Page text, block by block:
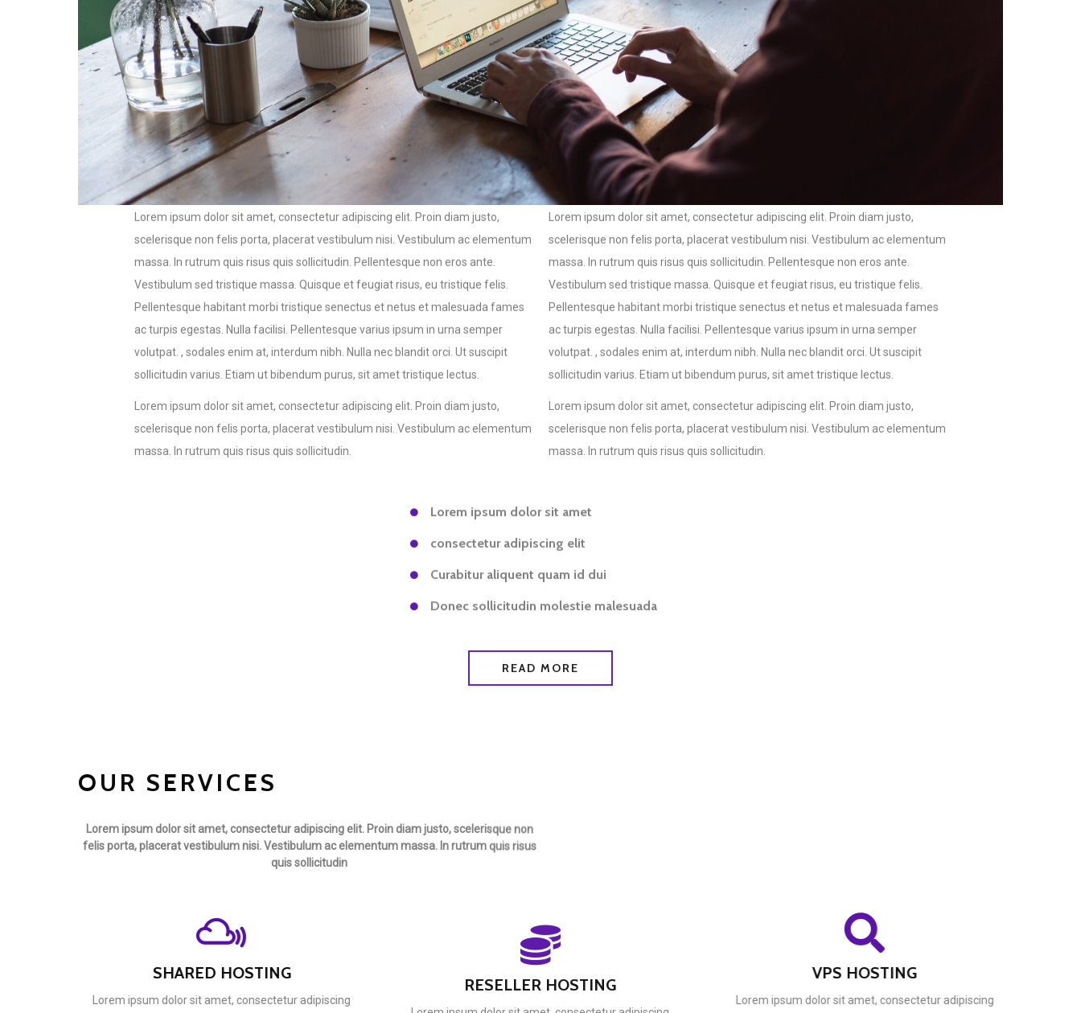
Lorem ipsum dolor sit amet, consectetur adipiscing elit. Proin diam justo,
scelerisque non felis porta, placerat vestibulum nisi. Vestibulum ac elementum
massa. In rutrum quis risus quis sollicitudin. Pellentesque non eros ante.
Vestibulum sed tristique massa. Quisque et feugiat risus, eu tristique felis.
Pellentesque habitant morbi tristique senectus et netus et malesuada fames
ac turpis egestas. Nulla facilisi. Pellentesque varius ipsum in urna semper
volutpat. , sodales enim at, interdum nibh. Nulla nec blandit orci. Ut suscipit
sollicitudin varius. Etiam ut bibendum purus, sit amet tristique lectus.
Lorem ipsum dolor sit amet, consectetur adipiscing elit. Proin diam justo,
scelerisque non felis porta, placerat vestibulum nisi. Vestibulum ac elementum
massa. In rutrum quis risus quis sollicitudin.
Lorem ipsum dolor sit amet, consectetur adipiscing elit. Proin diam justo,
scelerisque non felis porta, placerat vestibulum nisi. Vestibulum ac elementum
massa. In rutrum quis risus quis sollicitudin. Pellentesque non eros ante.
Vestibulum sed tristique massa. Quisque et feugiat risus, eu tristique felis.
Pellentesque habitant morbi tristique senectus et netus et malesuada fames
ac turpis egestas. Nulla facilisi. Pellentesque varius ipsum in urna semper
volutpat. , sodales enim at, interdum nibh. Nulla nec blandit orci. Ut suscipit
sollicitudin varius. Etiam ut bibendum purus, sit amet tristique lectus.
Lorem ipsum dolor sit amet, consectetur adipiscing elit. Proin diam justo,
scelerisque non felis porta, placerat vestibulum nisi. Vestibulum ac elementum
massa. In rutrum quis risus quis sollicitudin.
READ MORE
OUR SERVICES
Lorem ipsum dolor sit amet, consectetur adipiscing elit. Proin diam justo, scelerisque non
felis porta, placerat vestibulum nisi. Vestibulum ac elementum massa. In rutrum quis risus
quis sollicitudin
SHARED HOSTING
Lorem ipsum dolor sit amet, consectetur adipiscing
VPS HOSTING
Lorem ipsum dolor sit amet, consectetur adipiscing